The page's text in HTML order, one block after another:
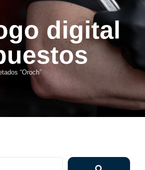
digital
“Oroch”